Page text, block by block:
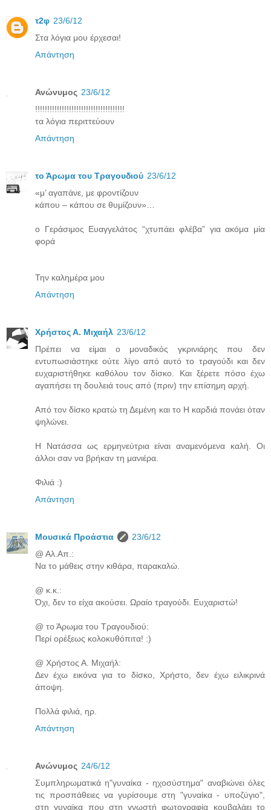
τ2φ 23/6/12
Στα λόγια μου έρχεσαι!
Απάντηση
Ανώνυμος 23/6/12
!!!!!!!!!!!!!!!!!!!!!!!!!!!!!!!!!!!!!
τα λόγια περιττεύουν
Απάντηση
το Άρωμα του Τραγουδιού 23/6/12
«μ’ αγαπάνε, με φροντίζουν
κάπου – κάπου σε θυμίζουν»…
ο Γεράσιμος Ευαγγελάτος “χτυπάει φλέβα” για ακόμα μία
φορά
Την καλημέρα μου
Απάντηση
Χρήστος Α. Μιχαήλ 23/6/12
Πρέπει να είμαι ο μοναδικός γκρινιάρης που δεν
εντυπωσιάστηκε ούτε λίγο από αυτό το τραγούδι και δεν
ευχαριστήθηκε καθόλου τον δίσκο. Και ξέρετε πόσο έχω
αγαπήσει τη δουλειά τους από (πριν) την επίσημη αρχή.
Από τον δίσκο κρατώ τη Δεμένη και το Η καρδιά πονάει όταν
ψηλώνει.
Η Νατάσσα ως ερμηνεύτρια είναι αναμενόμενα καλή. Οι
άλλοι σαν να βρήκαν τη μανιέρα.
Φιλιά :)
Απάντηση
Μουσικά Προάστια
23/6/12
@ Αλ.Απ.:
Να το μάθεις στην κιθάρα, παρακαλώ.
@ κ.κ.:
Όχι, δεν το είχα ακούσει. Ωραίο τραγούδι. Ευχαριστώ!
@ το Άρωμα του Τραγουδιού:
Περί ορέξεως κολοκυθόπιτα! :)
@ Χρήστος Α. Μιχαήλ:
Δεν έχω εικόνα για το δίσκο, Χρήστο, δεν έχω ειλικρινά
άποψη.
Πολλά φιλιά, ηρ.
Απάντηση
Ανώνυμος 24/6/12
Συμπληρωματικά η"γυναίκα - ηχοσύστημα" αναβιώνει όλες
τις προσπάθειες να γυρίσουμε στη "γυναίκα - υποζύγιο",
στη γυναίκα που στη γνωστή φωτογραφία κουβαλάει το